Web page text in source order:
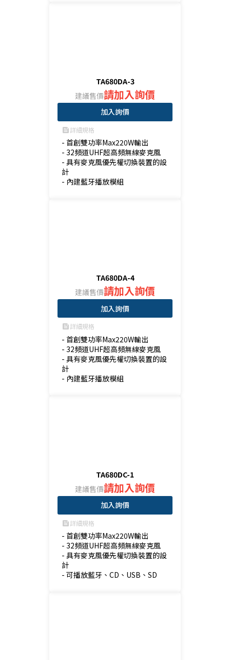
TA680DA-3
建議售價請加入詢價
加入詢價
feed詳細規格
- 首創雙功率Max220W輸出
- 32頻道UHF超高頻無線麥克風
- 具有麥克風優先權切換裝置的設
計
- 內建藍牙播放模組
TA680DA-4
建議售價請加入詢價
加入詢價
feed詳細規格
- 首創雙功率Max220W輸出
- 32頻道UHF超高頻無線麥克風
- 具有麥克風優先權切換裝置的設
計
- 內建藍牙播放模組
TA680DC-1
建議售價請加入詢價
加入詢價
feed詳細規格
- 首創雙功率Max220W輸出
- 32頻道UHF超高頻無線麥克風
- 具有麥克風優先權切換裝置的設
計
- 可播放藍牙、CD、USB、SD